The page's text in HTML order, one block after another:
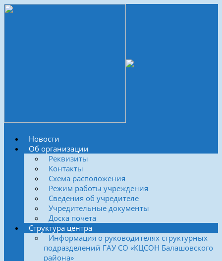
Новости
Об организации
Реквизиты
Контакты
Схема расположения
Режим работы учреждения
Сведения об учредителе
Учредительные документы
Доска почета
Структура центра
Информация о руководителях структурных
подразделений ГАУ СО «КЦСОН Балашовского
района»